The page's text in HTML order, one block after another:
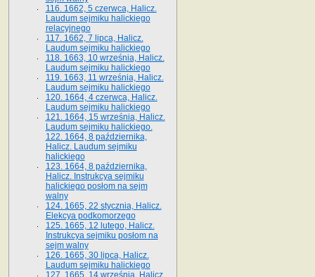
116. 1662, 5 czerwca, Halicz.
Laudum sejmiku halickiego
relacyjnego
117. 1662, 7 lipca, Halicz.
Laudum sejmiku halickiego
118. 1663, 10 września, Halicz.
Laudum sejmiku halickiego
119. 1663, 11 września, Halicz.
Laudum sejmiku halickiego
120. 1664, 4 czerwca, Halicz.
Laudum sejmiku halickiego
121. 1664, 15 września, Halicz.
Laudum sejmiku halickiego.
122. 1664, 8 października,
Halicz. Laudum sejmiku
halickiego
123. 1664, 8 października,
Halicz. Instrukcya sejmiku
halickiego posłom na sejm
walny
124. 1665, 22 stycznia, Halicz.
Elekcya podkomorzego
125. 1665, 12 lutego, Halicz.
Instrukcya sejmiku posłom na
sejm walny
126. 1665, 30 lipca, Halicz.
Laudum sejmiku halickiego
127. 1665, 14 września, Halicz.